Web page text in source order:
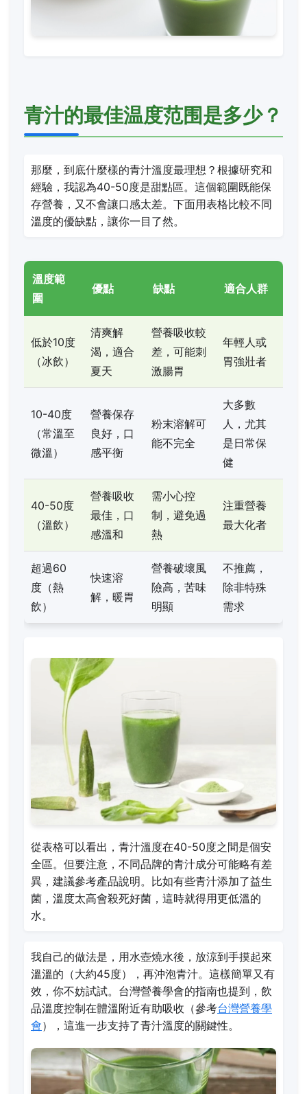
青汁的最佳温度范围是多少？
那麼，到底什麼樣的青汁溫度最理想？根據研究和
經驗，我認為40-50度是甜點區。這個範圍既能保
存營養，又不會讓口感太差。下面用表格比較不同
溫度的優缺點，讓你一目了然。
溫度範
圍
優點 缺點 適合人群
低於10度
（冰飲）
清爽解
渴，適合
夏天
營養吸收較
差，可能刺
激腸胃
年輕人或
胃強壯者
10-40度
（常溫至
微溫）
營養保存
良好，口
感平衡
粉末溶解可
能不完全
大多數
人，尤其
是日常保
健
40-50度
（溫飲）
營養吸收
最佳，口
感溫和
需小心控
制，避免過
熱
注重營養
最大化者
超過60
度（熱
飲）
快速溶
解，暖胃
營養破壞風
險高，苦味
明顯
不推薦，
除非特殊
需求
從表格可以看出，青汁溫度在40-50度之間是個安
全區。但要注意，不同品牌的青汁成分可能略有差
異，建議參考產品說明。比如有些青汁添加了益生
菌，溫度太高會殺死好菌，這時就得用更低溫的
水。
我自己的做法是，用水壺燒水後，放涼到手摸起來
溫溫的（大約45度），再沖泡青汁。這樣簡單又有
效，你不妨試試。台灣營養學會的指南也提到，飲
品溫度控制在體溫附近有助吸收（參考台灣營養學
會），這進一步支持了青汁溫度的關鍵性。